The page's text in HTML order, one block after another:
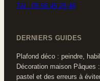
Tél : 05 56 45 25 46
DERNIERS GUIDES
Plafond déco : peindre,
Décoration maison Pâques
pastel et des erreurs à